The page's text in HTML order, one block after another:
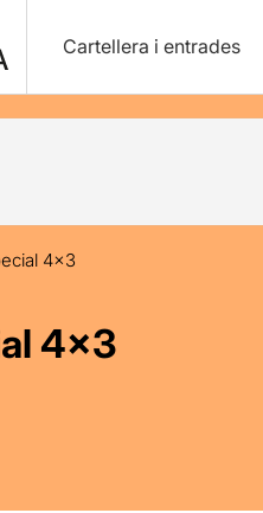
Cartellera i entrades
4×3
4×3